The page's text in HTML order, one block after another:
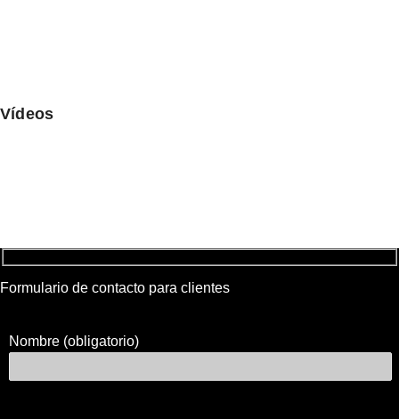
Vídeos
Formulario de contacto para clientes
Nombre (obligatorio)